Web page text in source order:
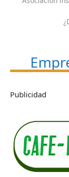
Publicidad